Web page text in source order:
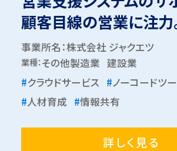
顧客目線の営業に注力
事業所名：株式会社 ジャクエツ
業種：その他製造業 建設業
#クラウドサービス #ノーコードツ
#人材育成 #情報共有
詳しく見る